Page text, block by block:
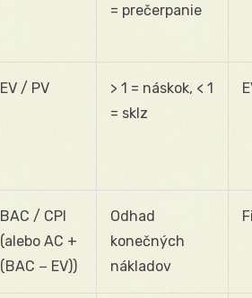
= prečerpanie
EV / PV
> 1 = náskok, < 1
= sklz
BAC / CPI
(alebo AC +
(BAC − EV))
Odhad
konečných
nákladov